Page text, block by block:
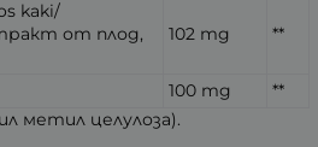
kaki/
от плод,
102 mg **
100 mg
**
метил целулоза).